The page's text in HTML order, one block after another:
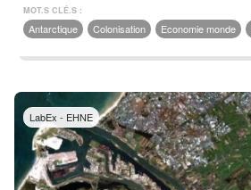
MOT.S CLÉ.S :
Antarctique Colonisation Economie monde
LabEx - EHNE